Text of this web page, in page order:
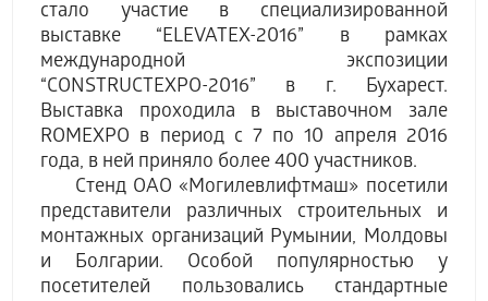
стало участие в специализированной
выставке “ELEVATEX-2016” в рамках
международной экспозиции
“CONSTRUCTEXPO-2016” в г. Бухарест.
Выставка проходила в выставочном зале
ROMEXPO в период с 7 по 10 апреля 2016
года, в ней приняло более 400 участников.
Стенд ОАО «Могилевлифтмаш» посетили
представители различных строительных и
монтажных организаций Румынии, Молдовы
и Болгарии. Особой популярностью у
посетителей пользовались стандартные